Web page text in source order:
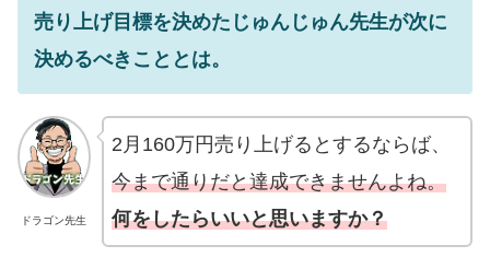
売り上げ目標を決めたじゅんじゅん先生が次に
決めるべきこととは。
ドラゴン先生
2月160万円売り上げるとするならば、
今まで通りだと達成できませんよね。
何をしたらいいと思いますか？